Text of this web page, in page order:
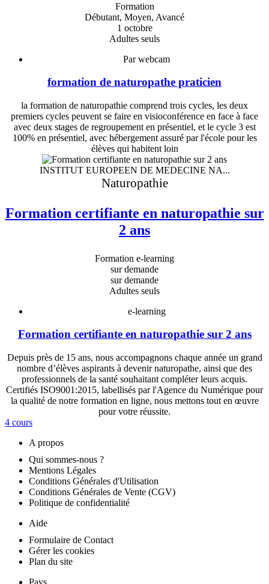
Formation
Débutant, Moyen, Avancé
1 octobre
Adultes seuls
Par webcam
formation de naturopathe praticien
la formation de naturopathie comprend trois cycles, les deux
premiers cycles peuvent se faire en visioconférence en face à face
avec deux stages de regroupement en présentiel, et le cycle 3 est
100% en présentiel, avec hébergement assuré par l'école pour les
élèves qui habitent loin
INSTITUT EUROPEEN DE MEDECINE NA...
Naturopathie
Formation certifiante en naturopathie sur
2 ans
Formation e-learning
sur demande
sur demande
Adultes seuls
e-learning
Formation certifiante en naturopathie sur 2 ans
Depuis près de 15 ans, nous accompagnons chaque année un grand
nombre d’élèves aspirants à devenir naturopathe, ainsi que des
professionnels de la santé souhaitant compléter leurs acquis.
Certifiés ISO9001:2015, labellisés par l'Agence du Numérique pour
la qualité de notre formation en ligne, nous mettons tout en œuvre
pour votre réussite.
4 cours
A propos
Qui sommes-nous ?
Mentions Légales
Conditions Générales d'Utilisation
Conditions Générales de Vente (CGV)
Politique de confidentialité
Aide
Formulaire de Contact
Gérer les cookies
Plan du site
Pays